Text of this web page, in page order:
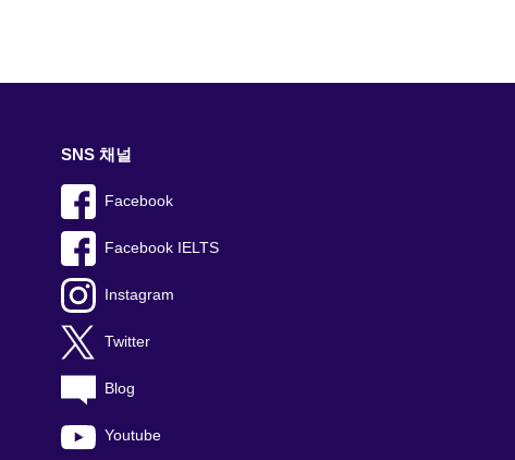
SNS 채널
Facebook
Facebook IELTS
Instagram
Twitter
Blog
Youtube